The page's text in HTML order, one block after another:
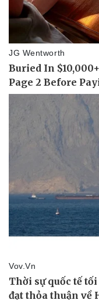
Pháp luật
Vụ án
Tin nóng
Tư vấn luật